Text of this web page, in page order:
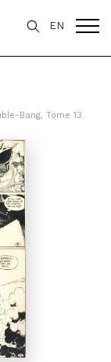
EN
Bang, Tome 13